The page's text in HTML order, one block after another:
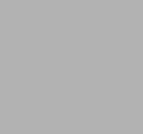
ongeopend in de
alle labels er nog